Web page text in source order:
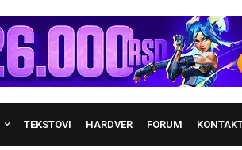
TEKSTOVI HARDVER FORUM